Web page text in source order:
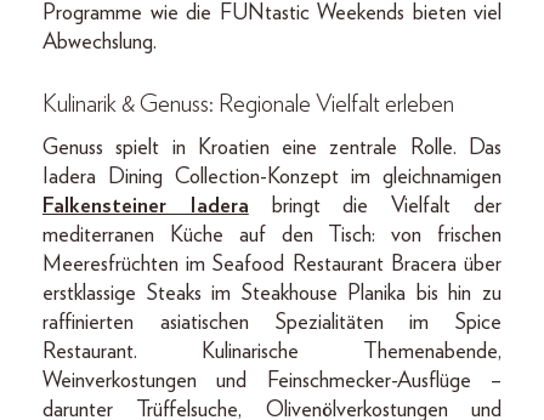
Programme wie die FUNtastic Weekends bieten viel
Abwechslung.
Kulinarik & Genuss: Regionale Vielfalt erleben
Genuss spielt in Kroatien eine zentrale Rolle. Das
Iadera Dining Collection-Konzept im gleichnamigen
Falkensteiner Iadera bringt die Vielfalt der
mediterranen Küche auf den Tisch: von frischen
Meeresfrüchten im Seafood Restaurant Bracera über
erstklassige Steaks im Steakhouse Planika bis hin zu
raffinierten asiatischen Spezialitäten im Spice
Restaurant. Kulinarische Themenabende,
Weinverkostungen und Feinschmecker-Ausflüge –
darunter Trüffelsuche, Olivenölverkostungen und